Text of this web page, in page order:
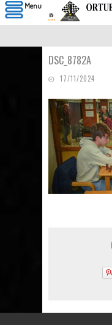
DSC_8782A
17/11/2024
Menu